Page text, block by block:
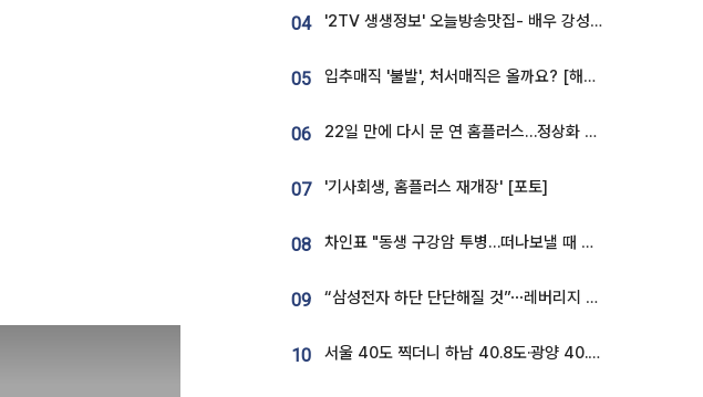
04 '2TV 생생정보' 오늘방송맛집- 배우 강성진 단골! 쌀국수ㆍ푸팟퐁 커리 맛집 '블○○○'
05 입추매직 '불발', 처서매직은 올까요? [해시태그]
06 22일 만에 다시 문 연 홈플러스…정상화 바쁜데 재고 없어 ‘발동동’[가보니]
07 '기사회생, 홈플러스 재개장' [포토]
08 차인표 "동생 구강암 투병…떠나보낼 때 가장 힘들었다”
09 “삼성전자 하단 단단해질 것”⋯레버리지 규제에 쏠림 완화 [찐코노미]
10 서울 40도 찍더니 하남 40.8도·광양 40.2도…전국 '펄펄'